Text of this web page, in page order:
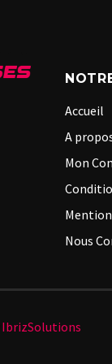
Accueil
A
Mon
Nous
IbrizSolutions